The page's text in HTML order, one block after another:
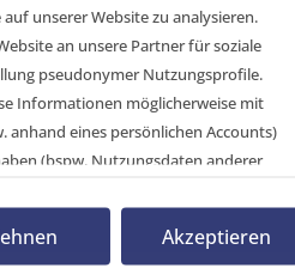
unserer Website zu analysieren.
an unsere Partner für soziale
pseudonymer Nutzungsprofile.
Informationen möglicherweise mit
anhand eines persönlichen Accounts)
(bspw. Nutzungsdaten anderer
Anpassungen vornehmen.
Akzeptieren